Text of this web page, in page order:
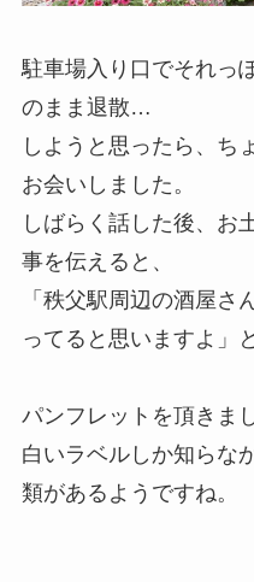
駐車場入り口でそれっ
のまま退散…
しようと思ったら、ち
お会いしました。
しばらく話した後、お
事を伝えると、
「秩父駅周辺の酒屋さ
ってると思いますよ」
パンフレットを頂きま
白いラベルしか知らな
類があるようですね。